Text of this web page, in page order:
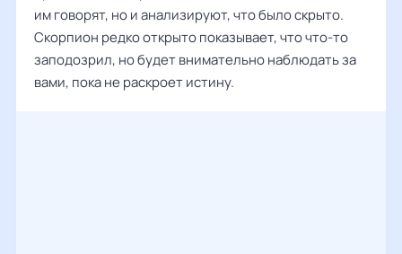
им говорят, но и анализируют, что было скрыто.
Скорпион редко открыто показывает, что что-то
заподозрил, но будет внимательно наблюдать за
вами, пока не раскроет истину.